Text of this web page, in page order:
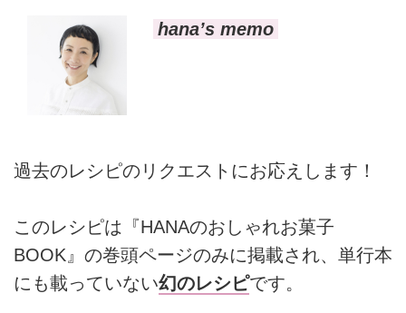
hana’s memo
過去のレシピのリクエストにお応えします！
このレシピは『HANAのおしゃれお菓子
BOOK』の巻頭ページのみに掲載され、単行本
にも載っていない幻のレシピです。